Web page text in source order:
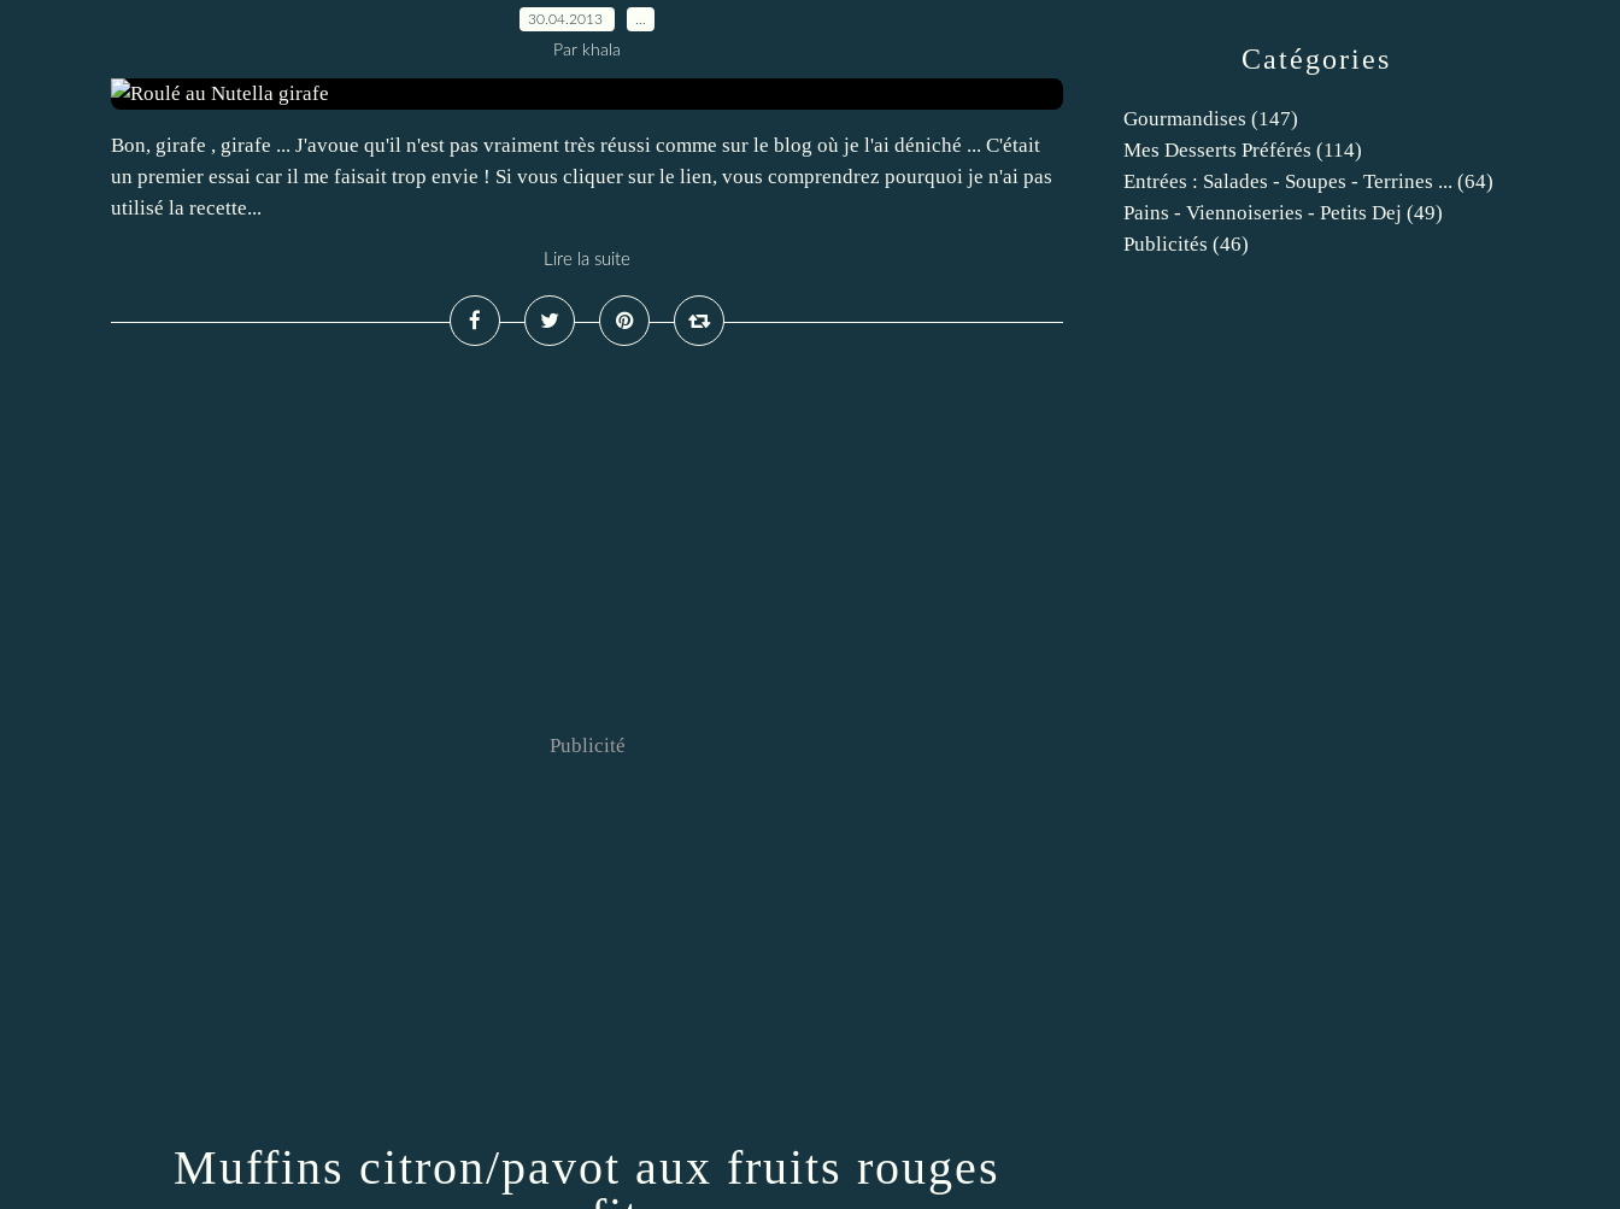
30.04.2013
Par khala
Bon, girafe , girafe ... J'avoue qu'il n'est pas vraiment très réussi comme sur le blog où je l'ai déniché ... C'était
un premier essai car il me faisait trop envie ! Si vous cliquer sur le lien, vous comprendrez pourquoi je n'ai pas
utilisé la recette...
Lire la suite
Publicité
Muffins citron/pavot aux fruits rouges
Catégories
Gourmandises (147)
Mes Desserts Préférés (114)
Entrées : Salades - Soupes - Terrines ... (64)
Pains - Viennoiseries - Petits Dej (49)
Publicités (46)